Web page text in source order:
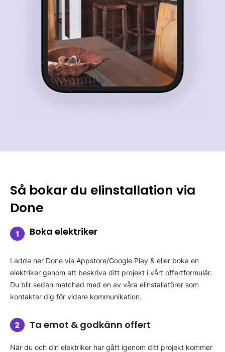
Så bokar du elinstallation via
Done
Boka elektriker
Ladda ner Done via Appstore/Google Play & eller boka en
elektriker genom att beskriva ditt projekt i vårt offertformulär.
Du blir sedan matchad med en av våra elinstallatörer som
kontaktar dig för vidare kommunikation.
Ta emot & godkänn offert
När du och din elektriker har gått igenom ditt projekt kommer